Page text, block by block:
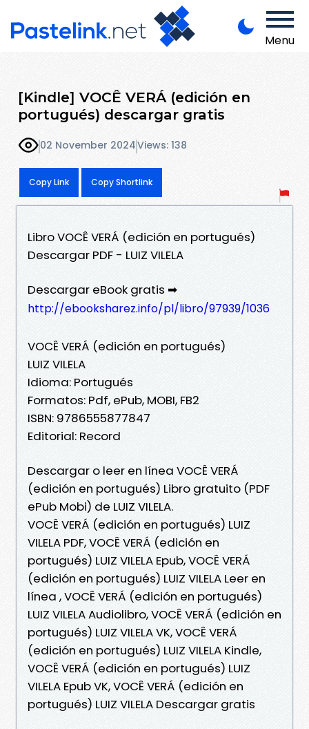
Menu
[Kindle] VOCÊ VERÁ (edición en
portugués) descargar gratis
02 November 2024Views: 138
Copy Link Copy Shortlink
Libro VOCÊ VERÁ (edición en portugués)
Descargar PDF - LUIZ VILELA
Descargar eBook gratis ➡
http://ebooksharez.info/pl/libro/97939/1036
VOCÊ VERÁ (edición en portugués)
LUIZ VILELA
Idioma: Portugués
Formatos: Pdf, ePub, MOBI, FB2
ISBN: 9786555877847
Editorial: Record
Descargar o leer en línea VOCÊ VERÁ
(edición en portugués) Libro gratuito (PDF
ePub Mobi) de LUIZ VILELA.
VOCÊ VERÁ (edición en portugués) LUIZ
VILELA PDF, VOCÊ VERÁ (edición en
portugués) LUIZ VILELA Epub, VOCÊ VERÁ
(edición en portugués) LUIZ VILELA Leer en
línea , VOCÊ VERÁ (edición en portugués)
LUIZ VILELA Audiolibro, VOCÊ VERÁ (edición en
portugués) LUIZ VILELA VK, VOCÊ VERÁ
(edición en portugués) LUIZ VILELA Kindle,
VOCÊ VERÁ (edición en portugués) LUIZ
VILELA Epub VK, VOCÊ VERÁ (edición en
portugués) LUIZ VILELA Descargar gratis